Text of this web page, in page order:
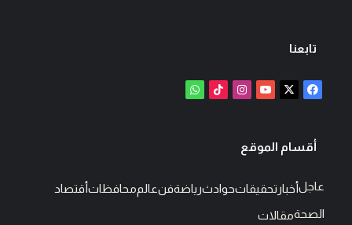
تابعنا
فيسبوك ‫YouTubeانستقرام‫TikTok
أقسام الموقع
عاجلأخبار تحقيقاتحوادثرياضةفنعالممحافظاتأقتصاد
الصحةمقالات